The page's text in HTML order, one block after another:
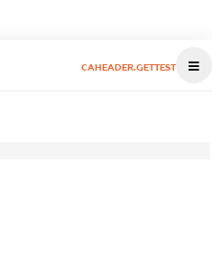
CAHEADER.GETTEST